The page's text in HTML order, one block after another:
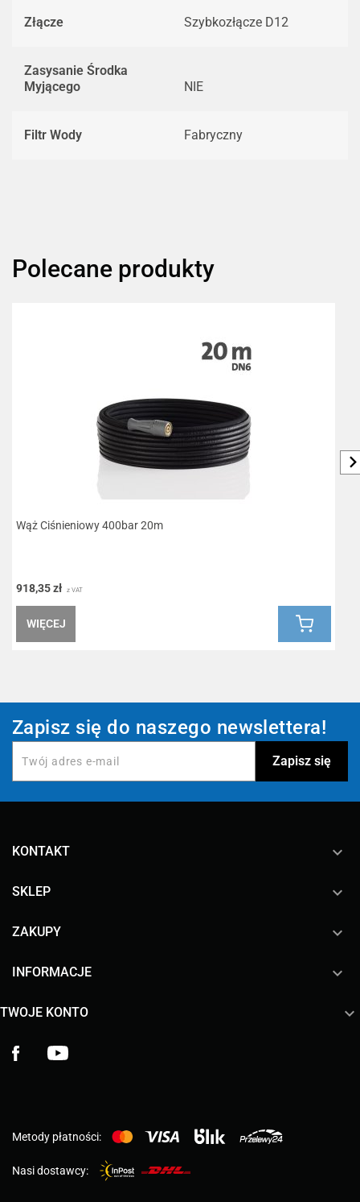
Złącze Szybkozłącze D12
Zasysanie Środka
Myjącego
NIE
Filtr Wody Fabryczny
Polecane produkty
Wąż Ciśnieniowy 400bar 20m
918,35 zł z VAT
WIĘCEJ
Zapisz się do naszego newslettera!
KONTAKT keyboard_arrow_down
SKLEP 
ZAKUPY 
INFORMACJE 
TWOJE KONTO 
Facebook
Metody płatności:
Nasi dostawcy: